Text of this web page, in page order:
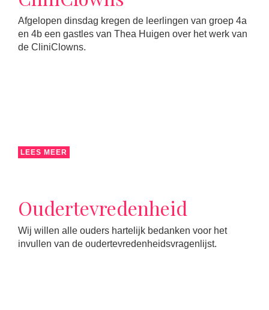
Afgelopen dinsdag kregen de leerlingen van groep 4a
en 4b een gastles van Thea Huigen over het werk van
de CliniClowns.
LEES MEER
Oudertevredenheid
Wij willen alle ouders hartelijk bedanken voor het
invullen van de oudertevredenheidsvragenlijst.